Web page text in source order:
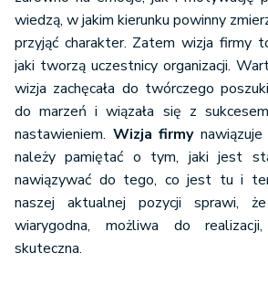
wiedzą, w jakim kierunku powinny
przyjąć charakter. Zatem wizja firmy
jaki tworzą uczestnicy organizacji.
wizja zachęcała do twórczego
do marzeń i wiązała się z
nastawieniem. Wizja firmynawiązuje
należy pamiętać o tym, jaki jest
nawiązywać do tego, co jest tu i
naszej aktualnej pozycji sprawi,
wiarygodna, możliwa do
skuteczna.